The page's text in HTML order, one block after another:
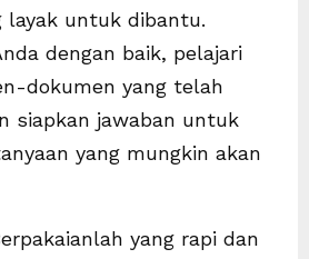
layak untuk dibantu.
dengan baik, pelajari
dokumen yang telah
siapkan jawaban untuk
yang mungkin akan
yang rapi dan